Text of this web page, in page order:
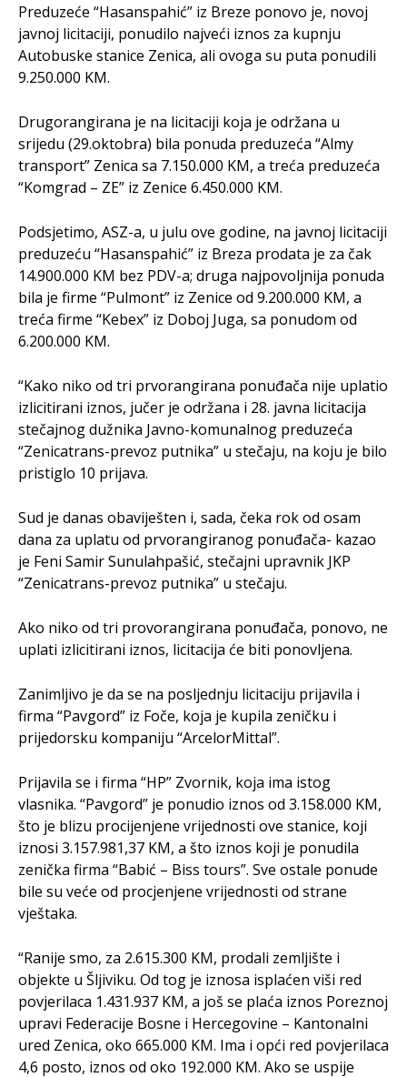
Preduzeće “Hasanspahić” iz Breze ponovo je, novoj
javnoj licitaciji, ponudilo najveći iznos za kupnju
Autobuske stanice Zenica, ali ovoga su puta ponudili
9.250.000 KM.
Drugorangirana je na licitaciji koja je održana u
srijedu (29.oktobra) bila ponuda preduzeća “Almy
transport” Zenica sa 7.150.000 KM, a treća preduzeća
“Komgrad – ZE” iz Zenice 6.450.000 KM.
Podsjetimo, ASZ-a, u julu ove godine, na javnoj licitaciji
preduzeću “Hasanspahić” iz Breza prodata je za čak
14.900.000 KM bez PDV-a; druga najpovoljnija ponuda
bila je firme “Pulmont” iz Zenice od 9.200.000 KM, a
treća firme “Kebex” iz Doboj Juga, sa ponudom od
6.200.000 KM.
“Kako niko od tri prvorangirana ponuđača nije uplatio
izlicitirani iznos, jučer je održana i 28. javna licitacija
stečajnog dužnika Javno-komunalnog preduzeća
“Zenicatrans-prevoz putnika” u stečaju, na koju je bilo
pristiglo 10 prijava.
Sud je danas obaviješten i, sada, čeka rok od osam
dana za uplatu od prvorangiranog ponuđača- kazao
je Feni Samir Sunulahpašić, stečajni upravnik JKP
“Zenicatrans-prevoz putnika” u stečaju.
Ako niko od tri provorangirana ponuđača, ponovo, ne
uplati izlicitirani iznos, licitacija će biti ponovljena.
Zanimljivo je da se na posljednju licitaciju prijavila i
firma “Pavgord” iz Foče, koja je kupila zeničku i
prijedorsku kompaniju “ArcelorMittal”.
Prijavila se i firma “HP” Zvornik, koja ima istog
vlasnika. “Pavgord” je ponudio iznos od 3.158.000 KM,
što je blizu procijenjene vrijednosti ove stanice, koji
iznosi 3.157.981,37 KM, a što iznos koji je ponudila
zenička firma “Babić – Biss tours”. Sve ostale ponude
bile su veće od procjenjene vrijednosti od strane
vještaka.
“Ranije smo, za 2.615.300 KM, prodali zemljište i
objekte u Šljiviku. Od tog je iznosa isplaćen viši red
povjerilaca 1.431.937 KM, a još se plaća iznos Poreznoj
upravi Federacije Bosne i Hercegovine – Kantonalni
ured Zenica, oko 665.000 KM. Ima i opći red povjerilaca
4,6 posto, iznos od oko 192.000 KM. Ako se uspije